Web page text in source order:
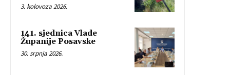
3. kolovoza 2026.
141. sjednica Vlade
Županije Posavske
30. srpnja 2026.